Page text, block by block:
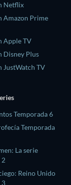
Netflix
Amazon Prime
Apple TV
Disney Plus
JustWatch TV
Temporada 6
Temporada
La serie
2
Reino Unido
3